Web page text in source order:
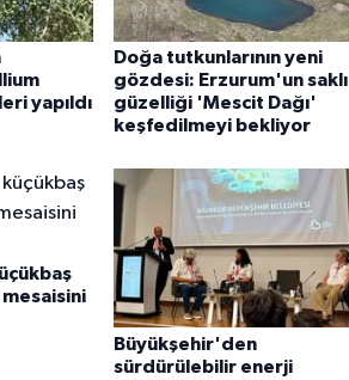
yapıldı
Doğa tutkunlarının yeni
gözdesi: Erzurum'un saklı
güzelliği 'Mescit Dağı'
keşfedilmeyi bekliyor
mesaisini
Büyükşehir'den
sürdürülebilir enerji